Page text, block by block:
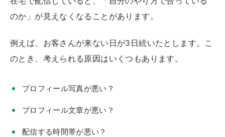
のか」が見えなくなることがあります。
例えば、お客さんが来ない日が3日続いたとします。こ
のとき、考えられる原因はいくつもあります。
プロフィール写真が悪い？
プロフィール文章が悪い？
配信する時間帯が悪い？